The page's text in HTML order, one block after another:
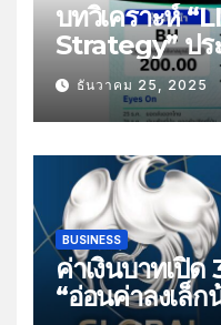
บทวิเคราะห์
Strategy” ปร
ธันวาคม 2568
ส่งออกไทย”
ธันวาคม 25, 2025
BUSINESS
ค่าเงินบาทเปิด
“อ่อนค่าลงเล็ก